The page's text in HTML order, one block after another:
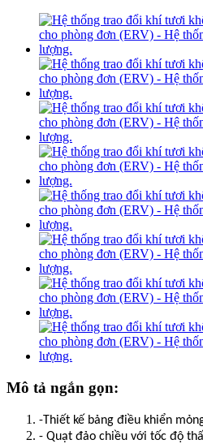
Mô tả ngắn gọn:
-Thiết kế bảng điều khiển
- Quạt đảo chiều với tốc độ